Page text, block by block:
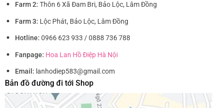
Farm 2: Thôn 6 Xã Đam Bri, Bảo Lộc, Lâm Đồng
Farm 3: Lộc Phát, Bảo Lộc, Lâm Đồng
Hotline: 0966 623 933 / 0888 736 788
Fanpage: Hoa Lan Hồ Điệp Hà Nội
Email: lanhodiep583@gmail.com
Bản đồ đường đi tới Shop